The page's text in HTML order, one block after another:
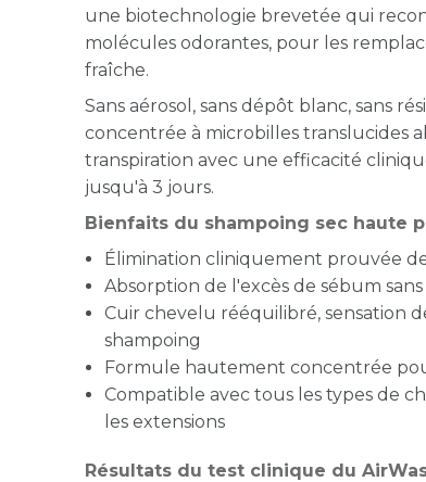
une biotechnologie brevetée qui
molécules odorantes, pour les
fraîche.
Sans aérosol, sans dépôt blanc, sans
concentrée à microbilles translucides
transpiration avec une efficacité
jusqu'à 3 jours.
Bienfaits du shampoing sec haute
Élimination cliniquement prouvée
Absorption de l'excès de sébum
Cuir chevelu rééquilibré, sensation
shampoing
Formule hautement concentrée
Compatible avec tous les types de
les extensions
Résultats du test clinique du